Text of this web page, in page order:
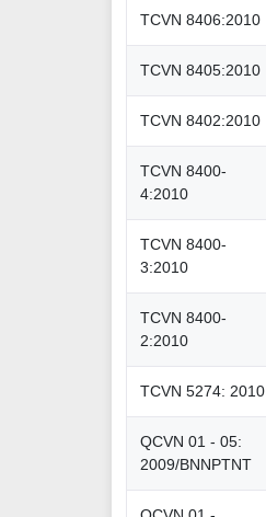
TCVN 8406:2010
TCVN 8405:2010
TCVN 8402:2010
TCVN 8400-
4:2010
TCVN 8400-
3:2010
TCVN 8400-
2:2010
TCVN 5274: 2010
QCVN 01 - 05:
2009/BNNPTNT